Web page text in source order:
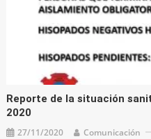
Reporte de la situación
2020
27/11/2020 Comunicación